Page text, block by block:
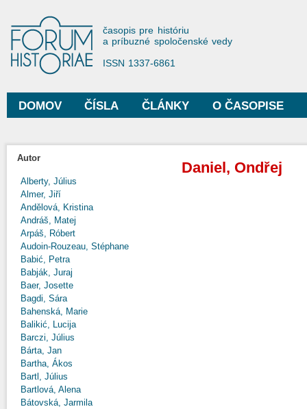
Forum Historiae
časopis pre históriu
a príbuzné spoločenské vedy
ISSN 1337-6861
Hlavné menu
DOMOV ČÍSLA ČLÁNKY O ČASOPISE
Autor
Alberty, Július
Almer, Jiří
Andělová, Kristina
Andráš, Matej
Arpáš, Róbert
Audoin-Rouzeau, Stéphane
Babić, Petra
Babják, Juraj
Baer, Josette
Bagdi, Sára
Bahenská, Marie
Balikić, Lucija
Barczi, Július
Bárta, Jan
Bartha, Ákos
Bartl, Július
Bartlová, Alena
Bátovská, Jarmila
Daniel, Ondřej